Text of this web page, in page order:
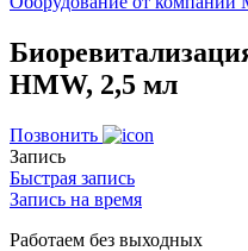
HMW, 2,5 мл
Позвонить
Запись
Быстрая запись
Запись на время
Работаем без выходных